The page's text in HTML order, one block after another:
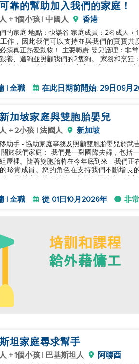
靠的幫助加入我們的家庭！
+ 1個小孩 | 中國人 香港
+ 1名即將出生的新生兒 工作環境：兩名成人大部分時
因此我們可以支持並與我們的寶寶共度時光。 寵物：2隻友好的中型救助
要職責 嬰兒護理：非常耐心、溫柔和細心地協助照顧我們的新生兒。 寵物
照顧我們的2隻狗。 家務和烹飪：一般清潔、洗衣、家庭維護，以及簡單的日常餐前
| 全職 在此日期前開始: 29日09月
加坡家庭與雙胞胎嬰兒
+ 2小孩 | 法國人 新加坡
助手 - 協助家庭事務及照顧雙胞胎嬰兒於武
屋裡。隨著雙胞胎將在今年底到來，我們
珍貴成員。您的角色在支持我們不斷增長的家
| 全職 從 01日10月2026年 非
坦家庭尋求幫手
+ 1個小孩 | 巴基斯坦人 阿聯酉